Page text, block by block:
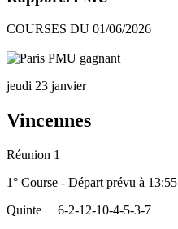
COURSES DU 01/06/2026
jeudi 23 janvier
Vincennes
Réunion 1
1° Course - Départ prévu à 13:55
Quinte
6-2-12-10-4-5-3-7